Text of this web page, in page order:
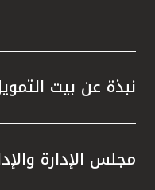
تركيا
نبذة عن بيت
مجلس الإدارة